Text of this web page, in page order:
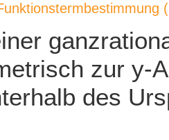
zur y-
des